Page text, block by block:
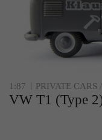
1:87 PRIVATE CARS
VW T1 (Type